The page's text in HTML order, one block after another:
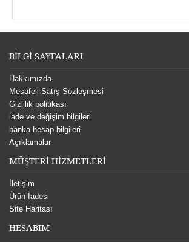
BİLGİ SAYFALARI
Hakkımızda
Mesafeli Satış Sözleşmesi
Gizlilik politikası
iade ve değişim bilgileri
banka hesap bilgileri
Açıklamalar
MÜŞTERİ HİZMETLERİ
İletişim
Ürün İadesi
Site Haritası
HESABIM